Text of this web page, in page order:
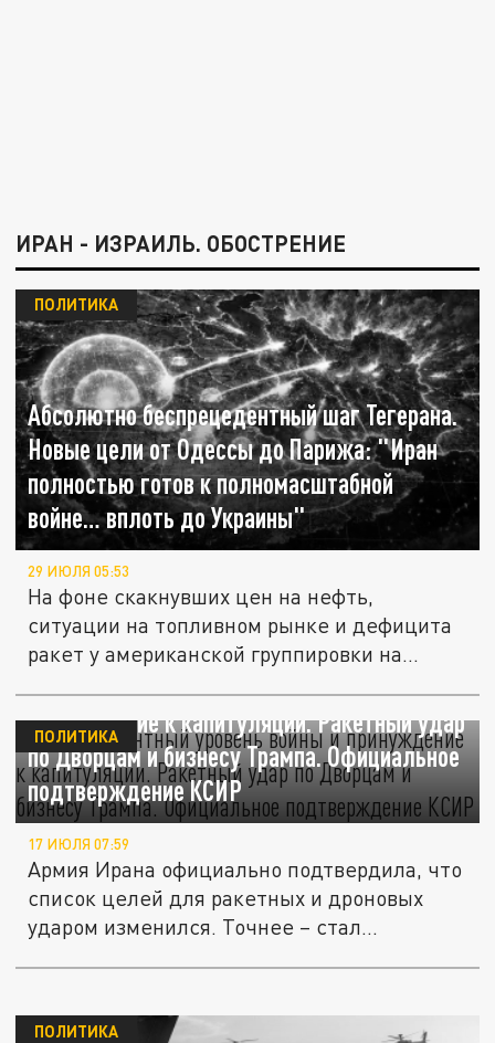
ИРАН - ИЗРАИЛЬ. ОБОСТРЕНИЕ
Абсолютно беспрецедентный шаг Тегерана.
Новые цели от Одессы до Парижа: "Иран
полностью готов к полномасштабной
войне… вплоть до Украины"
ПОЛИТИКА
29 ИЮЛЯ 05:53
На фоне скакнувших цен на нефть,
ситуации на топливном рынке и дефицита
ракет у американской группировки на...
Беспрецедентный уровень войны и
принуждение к капитуляции. Ракетный удар
по Дворцам и бизнесу Трампа. Официальное
подтверждение КСИР
ПОЛИТИКА
17 ИЮЛЯ 07:59
Армия Ирана официально подтвердила, что
список целей для ракетных и дроновых
ударом изменился. Точнее – стал...
ПОЛИТИКА